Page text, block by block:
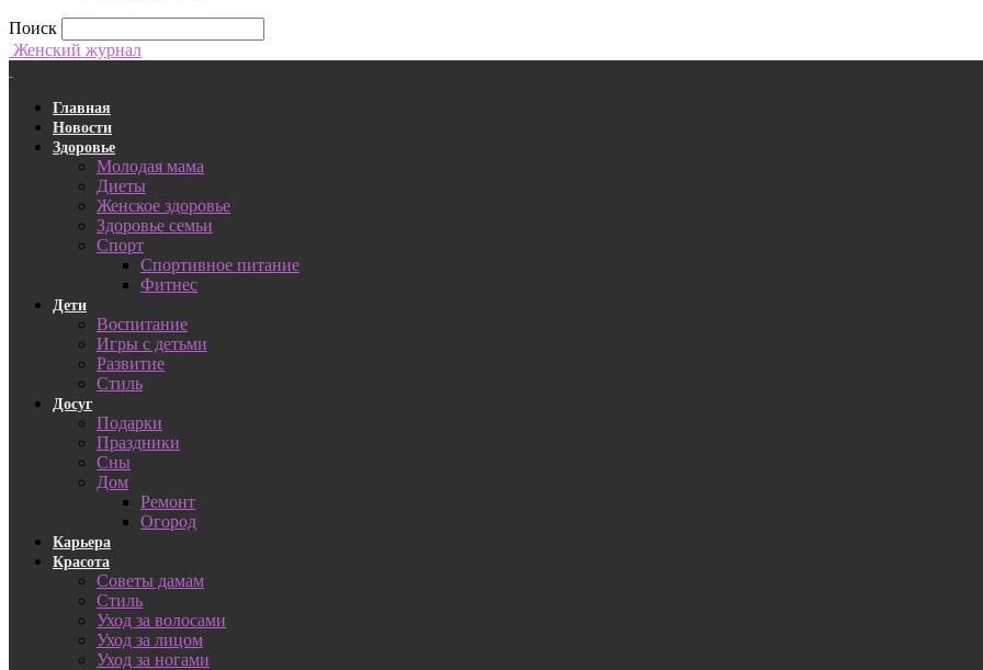
Поиск
Женский журнал
Главная
Новости
Здоровье
Молодая мама
Диеты
Женское здоровье
Здоровье семьи
Спорт
Спортивное питание
Фитнес
Дети
Воспитание
Игры с детьми
Развитие
Стиль
Досуг
Подарки
Праздники
Сны
Дом
Ремонт
Огород
Карьера
Красота
Советы дамам
Стиль
Уход за волосами
Уход за лицом
Уход за ногами